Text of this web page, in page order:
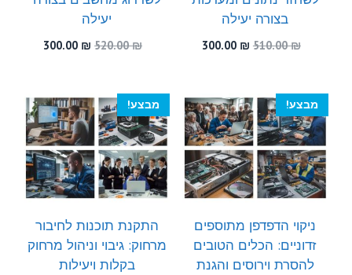
בצורה יעילה
510.00₪
המחיר
510.00 ₪.
300.00 ₪
300.00 ₪.
יעילה
520.00₪
המחיר
520.00 ₪.
300.00 ₪
המחיר
300.00 ₪.
מבצע!
ניקוי הדפדפן מתוספים
זדוניים: הכלים הטובים
להסרת וירוסים והגנת
מבצע!
התקנת תוכנות לחיבור
מרחוק: גיבוי וניהול מרחוק
בקלות ויעילות